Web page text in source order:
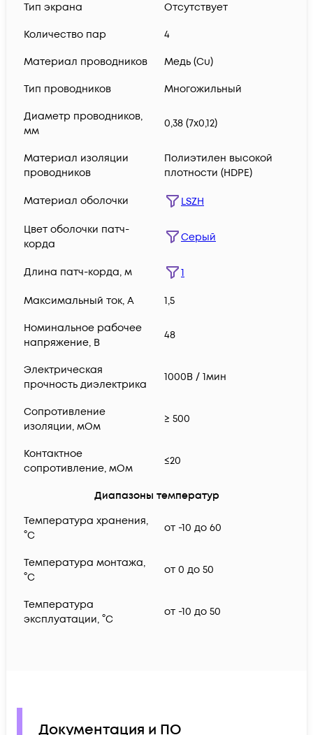
Тип экрана Отсутствует
Количество пар 4
Материал проводников Медь (Сu)
Тип проводников Многожильный
Диаметр проводников,
мм
0,38 (7х0,12)
Материал изоляции
проводников
Полиэтилен высокой
плотности (HDPE)
Материал оболочки LSZH
Цвет оболочки патч-
корда
Серый
Длина патч-корда, м 1
Максимальный ток, А 1,5
Номинальное рабочее
напряжение, В
48
Электрическая
прочность диэлектрика
1000В / 1мин
Сопротивление
изоляции, мОм
≥ 500
Контактное
сопротивление, мОм
≤20
Диапазоны температур
Температура хранения,
°C
от -10 до 60
Температура монтажа,
°C
от 0 до 50
Температура
эксплуатации, °C
от -10 до 50
Документация и ПО